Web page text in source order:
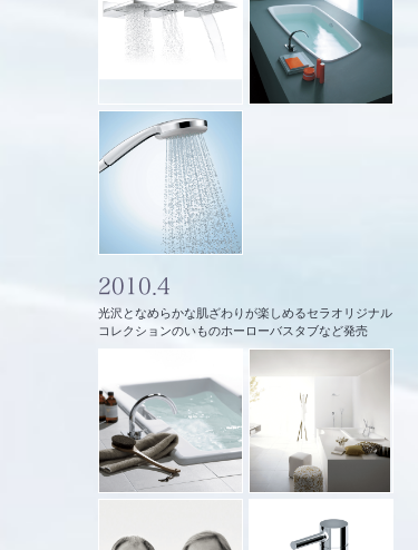
2010.4
光沢となめらかな肌ざわりが楽しめるセラオリジナル
コレクションのいものホーローバスタブなど発売